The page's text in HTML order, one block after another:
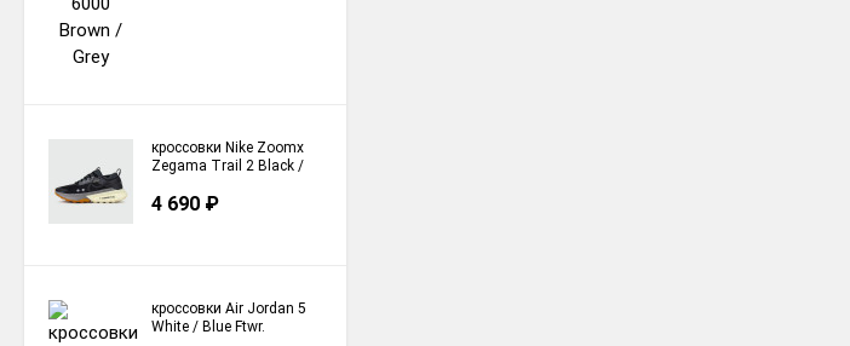
кроссовки Nike Zoomx
Zegama Trail 2 Black /
4 690 ₽
кроссовки Air Jordan 5
White / Blue Ftwr.